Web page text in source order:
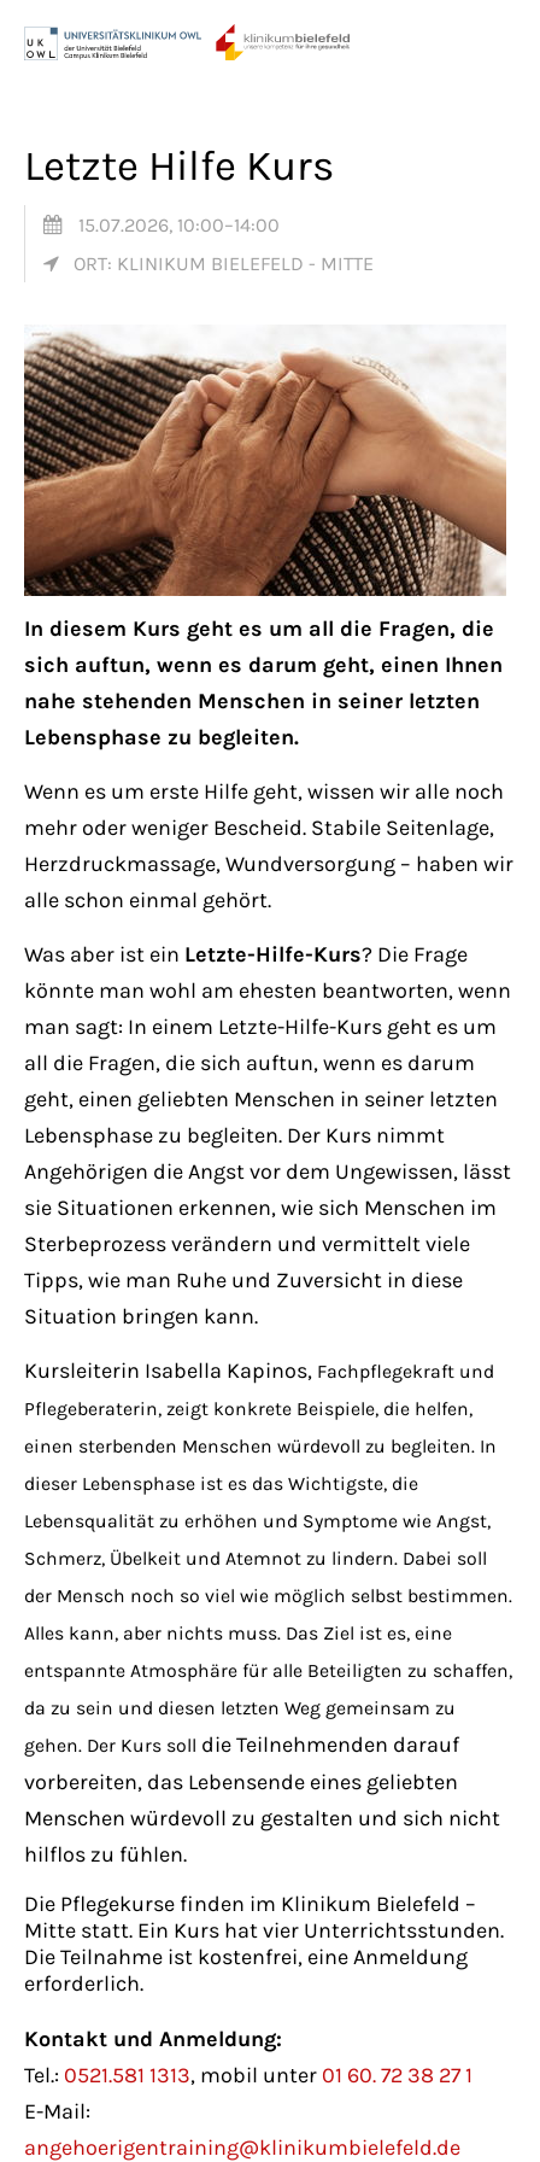
Anmelden
Register|Lost your password?
Support
Lorem ipsum dolor sit amet:
24h/ 365days
Mon - Fri 8:00am - 5:00pm(GMT +1)
Get in touch
Have any questions?
+44 1234 567 890
Drop us a line
info@yourdomain.com
About us
Lorem ipsum dolor sit amet, consectetuer
adipiscing elit.
Aenean commodo ligula eget dolor. Aenean
massa. Cum sociis natoque penatibus et
magnis dis parturient montes, nascetur
ridiculus mus. Donec quam felis, ultricies
nec.
Letzte Hilfe Kurs
15.07.2026, 10:00–14:00
ORT: KLINIKUM BIELEFELD - MITTE
In diesem Kurs geht es um all die Fragen, die
sich auftun, wenn es darum geht, einen Ihnen
nahe stehenden Menschen in seiner letzten
Lebensphase zu begleiten.
Wenn es um erste Hilfe geht, wissen wir alle noch
mehr oder weniger Bescheid. Stabile Seitenlage,
Herzdruckmassage, Wundversorgung – haben wir
alle schon einmal gehört.
Was aber ist ein Letzte-Hilfe-Kurs? Die Frage
könnte man wohl am ehesten beantworten, wenn
man sagt: In einem Letzte-Hilfe-Kurs geht es um
all die Fragen, die sich auftun, wenn es darum
geht, einen geliebten Menschen in seiner letzten
Lebensphase zu begleiten. Der Kurs nimmt
Angehörigen die Angst vor dem Ungewissen, lässt
sie Situationen erkennen, wie sich Menschen im
Sterbeprozess verändern und vermittelt viele
Tipps, wie man Ruhe und Zuversicht in diese
Situation bringen kann.
Kursleiterin Isabella Kapinos, Fachpflegekraft und
Pflegeberaterin, zeigt konkrete Beispiele, die helfen,
einen sterbenden Menschen würdevoll zu begleiten. In
dieser Lebensphase ist es das Wichtigste, die
Lebensqualität zu erhöhen und Symptome wie Angst,
Schmerz, Übelkeit und Atemnot zu lindern. Dabei soll
der Mensch noch so viel wie möglich selbst bestimmen.
Alles kann, aber nichts muss. Das Ziel ist es, eine
entspannte Atmosphäre für alle Beteiligten zu schaffen,
da zu sein und diesen letzten Weg gemeinsam zu
gehen. Der Kurs soll die Teilnehmenden darauf
vorbereiten, das Lebensende eines geliebten
Menschen würdevoll zu gestalten und sich nicht
hilflos zu fühlen.
Die Pflegekurse finden im Klinikum Bielefeld –
Mitte statt. Ein Kurs hat vier Unterrichtsstunden.
Die Teilnahme ist kostenfrei, eine Anmeldung
erforderlich.
Kontakt und Anmeldung:
Tel.: 0521.581 1313, mobil unter 01 60. 72 38 27 1
E-Mail:
angehoerigentraining@klinikumbielefeld.de